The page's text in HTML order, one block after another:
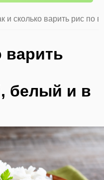
и сколько варить рис по
варить
белый и в